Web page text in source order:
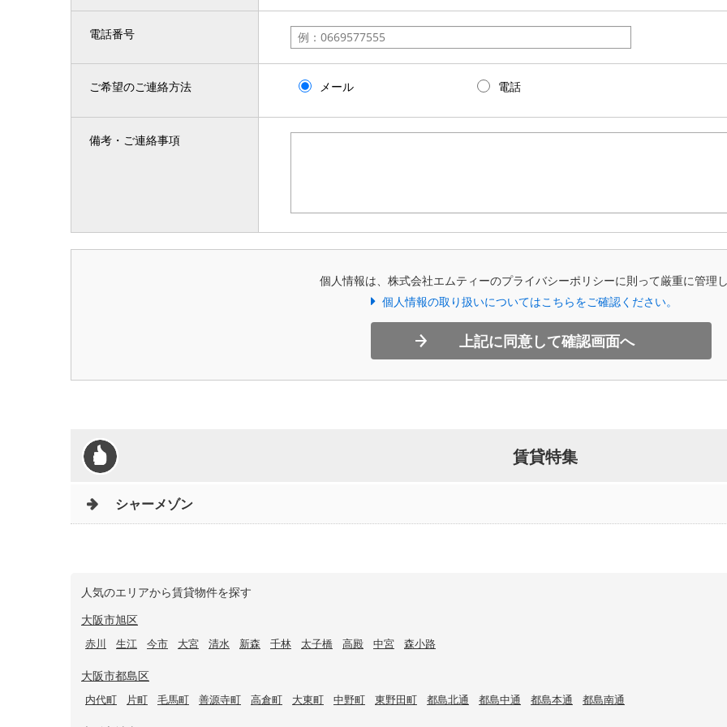
電話番号
ご希望のご連絡方法 メール 電話
備考・ご連絡事項
個人情報は、株式会社エムティーのプライバシーポリシーに則って厳重に管理
個人情報の取り扱いについてはこちらをご確認ください。
上記に同意して確認画面へ
賃貸特集
シャーメゾン
人気のエリアから賃貸物件を探す
大阪市旭区
赤川 生江 今市 大宮 清水 新森 千林 太子橋 高殿 中宮 森小路
大阪市都島区
内代町 片町 毛馬町 善源寺町 高倉町 大東町 中野町 東野田町 都島北通 都島中通 都島本通 都島南通